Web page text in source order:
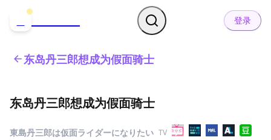
登录
东岛丹三郎想成为假面骑士
东岛丹三郎想成为假面骑士
東島丹三郎は仮面ライダーになりたい TV